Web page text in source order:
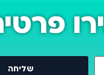
שליחה